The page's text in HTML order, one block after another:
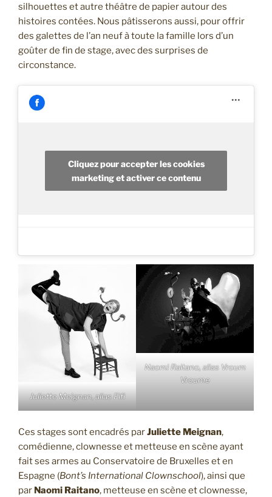
silhouettes et autre théâtre de papier autour des
histoires contées. Nous pâtisserons aussi, pour offrir
des galettes de l’an neuf à toute la famille lors d’un
goûter de fin de stage, avec des surprises de
circonstance.
Cliquez pour accepter les cookies
marketing et activer ce contenu
Juliette Meignan, alias Fifi
Naomi Raitano, alias Vroum
Vroume
Ces stages sont encadrés parJuliette Meignan,
comédienne, clownesse et metteuse en scène ayant
fait ses armes au Conservatoire de Bruxelles et en
Espagne (Bont’s International Clownschool), ainsi que
par Naomi Raitano, metteuse en scène et clownesse,